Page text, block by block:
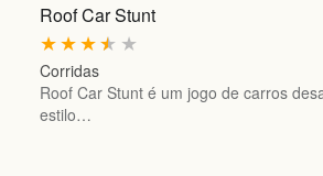
Roof Car Stunt
★
★
★
★
★
Corridas
Roof Car Stunt é um jogo de carros
estilo…